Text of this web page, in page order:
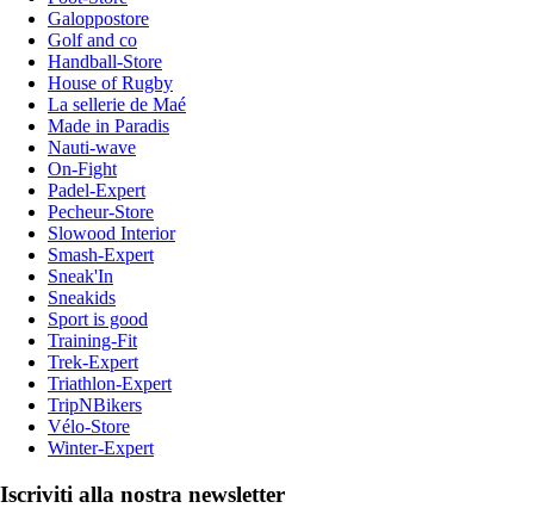
Galoppostore
Golf and co
Handball-Store
House of Rugby
La sellerie de Maé
Made in Paradis
Nauti-wave
On-Fight
Padel-Expert
Pecheur-Store
Slowood Interior
Smash-Expert
Sneak'In
Sneakids
Sport is good
Training-Fit
Trek-Expert
Triathlon-Expert
TripNBikers
Vélo-Store
Winter-Expert
Iscriviti alla nostra newsletter